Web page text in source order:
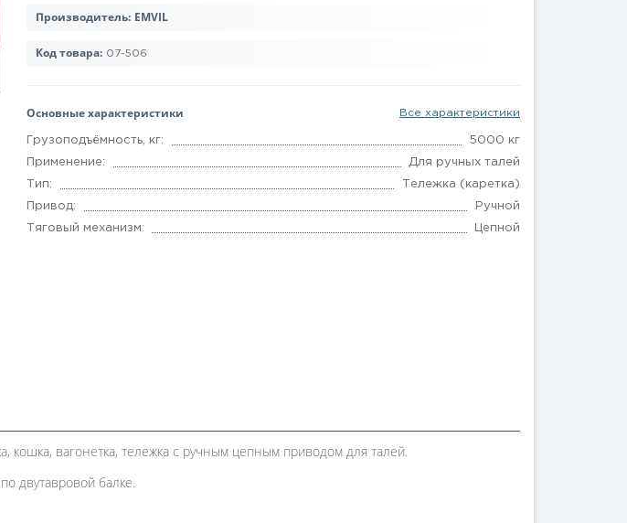
Производитель: EMVIL
Код товара: 07-506
Основные характеристики Все характеристики
Грузоподъёмность, кг: 5000 кг
Применение: Для ручных талей
Тип: Тележка (каретка)
Привод: Ручной
Тяговый механизм: Цепной
кошка, вагонетка, тележка с ручным цепным приводом для талей.
двутавровой балке.